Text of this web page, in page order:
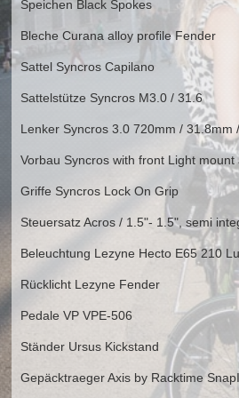
Speichen Black Spokes
Bleche Curana alloy profile Fender
Sattel Syncros Capilano
Sattelstütze Syncros M3.0 / 31.6
Lenker Syncros 3.0 720mm / 31.8mm
Vorbau Syncros with front Light
Griffe Syncros Lock On Grip
SteuersatzAcros / 1.5"- 1.5", semi
Beleuchtung Lezyne Hecto E65 210
Rücklicht Lezyne Fender
Pedale VP VPE-506
Ständer Ursus Kickstand
GepäcktraegerAxis by Racktime